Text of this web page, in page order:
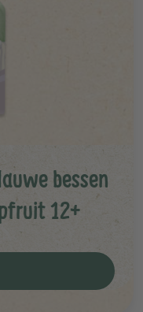
bessen
12+